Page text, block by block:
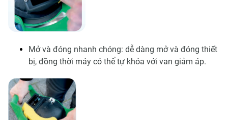
Mở và đóng nhanh chóng: dễ dàng mở và đóng thiết
bị, đồng thời máy có thể tự khóa với van giảm áp.